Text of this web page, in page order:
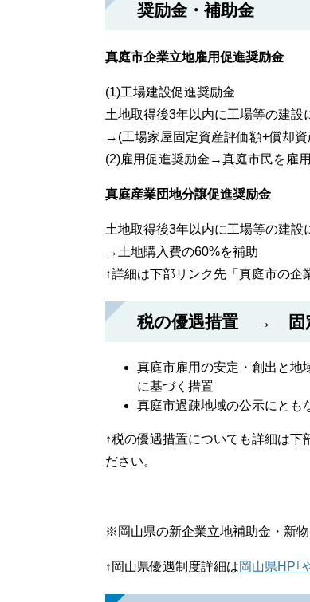
奨励金・補助金
真庭市企業立地雇用促進奨励金
(1)工場建設促進奨励金
土地取得後3年以内に工場等の建設
→(工場家屋固定資産評価額+償却
(2)雇用促進奨励金→真庭市民を雇
真庭産業団地分譲促進奨励金
土地取得後3年以内に工場等の建設
→土地購入費の60%を補助
↑詳細は下部リンク先「真庭市の企
税の優遇措置 → 固定
真庭市雇用の安定・創出と地
に基づく措置
真庭市過疎地域の公示にとも
↑税の優遇措置についても詳細は下
ださい。
※岡山県の新企業立地補助金・新
↑岡山県優遇制度詳細は岡山県HP｢